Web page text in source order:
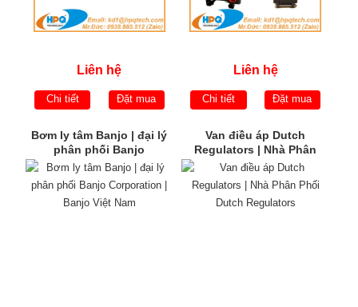
Liên hệ
Chi tiết Đặt mua
Liên hệ
Chi tiết Đặt mua
Bơm ly tâm Banjo | đại lý
phân phối Banjo
Corporation | Banjo Việt
Nam
Van điều áp Dutch
Regulators | Nhà Phân
Phối Dutch Regulators